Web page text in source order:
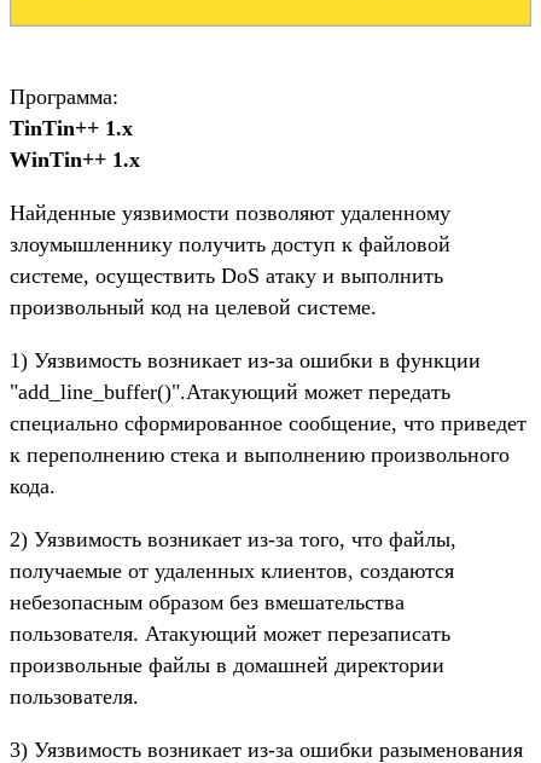
Программа:
TinTin++ 1.x
WinTin++ 1.x
Найденные уязвимости позволяют удаленному
злоумышленнику получить доступ к файловой
системе, осуществить DoS атаку и выполнить
произвольный код на целевой системе.
1) Уязвимость возникает из-за ошибки в функции
"add_line_buffer()".Атакующий может передать
специально сформированное сообщение, что приведет
к переполнению стека и выполнению произвольного
кода.
2) Уязвимость возникает из-за того, что файлы,
получаемые от удаленных клиентов, создаются
небезопасным образом без вмешательства
пользователя. Атакующий может перезаписать
произвольные файлы в домашней директории
пользователя.
3) Уязвимость возникает из-за ошибки разыменования